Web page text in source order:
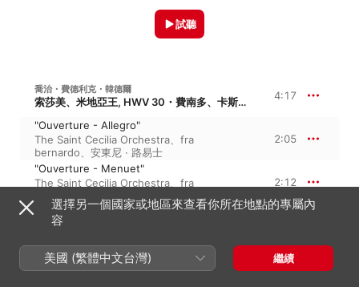
試聽
喬治・費德利克・韓德爾
索莎美、米地亞王, HWV 30・費南多、卡斯提亞王 4:17
"Ouverture - Allegro"
The Saint Cecilia Orchestra、 fra
bernardo、 安東尼 · 路易士
2:05
"Ouverture - Menuet"
The Saint Cecilia Orchestra、 fra
bernardo、 安東尼 · 路易士
2:12
喬治・費德利克・韓德爾
"Chorus: May no rash intruder disturb
選擇另一個國家或地區來查看你所在地點的專屬內
容
美國 (繁體中文台灣) 繼續